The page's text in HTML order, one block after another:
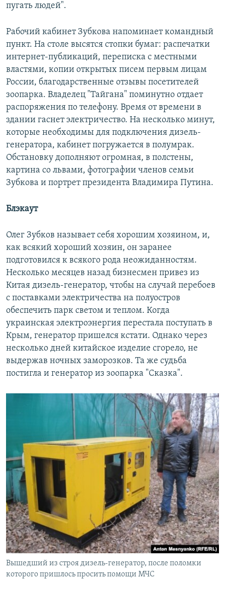
пугать людей".
Рабочий кабинет Зубкова напоминает командный
пункт. На столе высятся стопки бумаг: распечатки
интернет-публикаций, переписка с местными
властями, копии открытых писем первым лицам
России, благодарственные отзывы посетителей
зоопарка. Владелец "Тайгана" поминутно отдает
распоряжения по телефону. Время от времени в
здании гаснет электричество. На несколько минут,
которые необходимы для подключения дизель-
генератора, кабинет погружается в полумрак.
Обстановку дополняют огромная, в полстены,
картина со львами, фотографии членов семьи
Зубкова и портрет президента Владимира Путина.
Блэкаут
Олег Зубков называет себя хорошим хозяином, и,
как всякий хороший хозяин, он заранее
подготовился к всякого рода неожиданностям.
Несколько месяцев назад бизнесмен привез из
Китая дизель-генератор, чтобы на случай перебоев
с поставками электричества на полуостров
обеспечить парк светом и теплом. Когда
украинская электроэнергия перестала поступать в
Крым, генератор пришелся кстати. Однако через
несколько дней китайское изделие сгорело, не
выдержав ночных заморозков. Та же судьба
постигла и генератор из зоопарка "Сказка".
Вышедший из строя дизель-генератор, после поломки
которого пришлось просить помощи МЧС